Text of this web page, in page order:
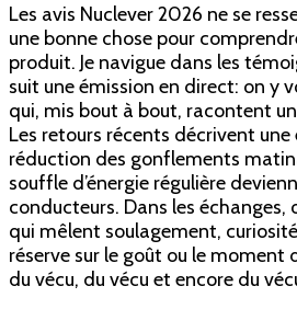
Les avis Nuclever 2026 ne se
une bonne chose pour
produit. Je navigue dans les
suit une émission en direct: on y
qui, mis bout à bout, racontent
Les retours récents décrivent une
réduction des gonflements
souffle d’énergie régulière
conducteurs. Dans les échanges,
qui mêlent soulagement,
réserve sur le goût ou le moment
du vécu, du vécu et encore du